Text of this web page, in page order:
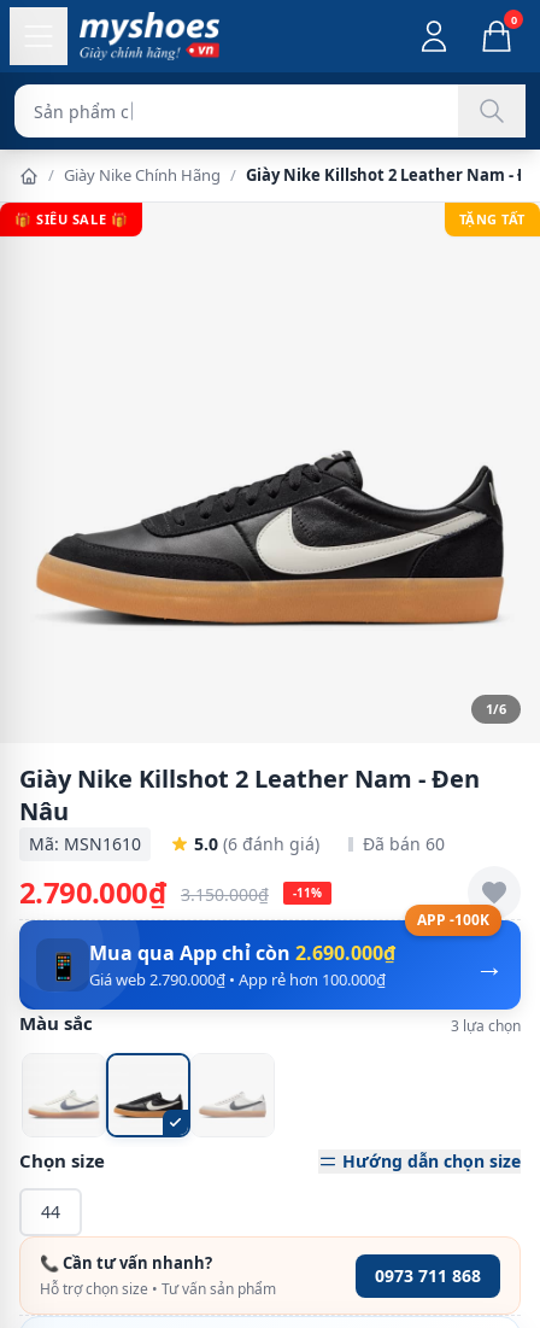
0
Sản phẩm chính hãng
/ Giày Nike Chính Hãng / Giày Nike Killshot 2 Leather Nam -
🎁 SIÊU SALE 🎁 TẶNG TẤT
1/6
Giày Nike Killshot 2 Leather Nam - Đen
Nâu
Mã: MSN1610 5.0 (6 đánh giá) Đã bán 60
2.790.000₫ 3.150.000₫ -11%
APP -100K
→
📱 Mua qua App chỉ còn 2.690.000₫
Giá web 2.790.000₫ • App rẻ hơn 100.000₫
Màu sắc 3 lựa chọn
Chọn size Hướng dẫn chọn size
44
📞 Cần tư vấn nhanh?
Hỗ trợ chọn size • Tư vấn sản phẩm
0973 711 868